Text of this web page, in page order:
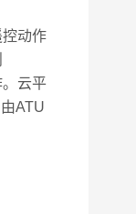
动作
云平
ATU